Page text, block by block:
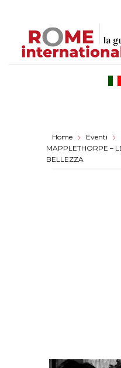
Home Eventi
MAPPLETHORPE –
BELLEZZA